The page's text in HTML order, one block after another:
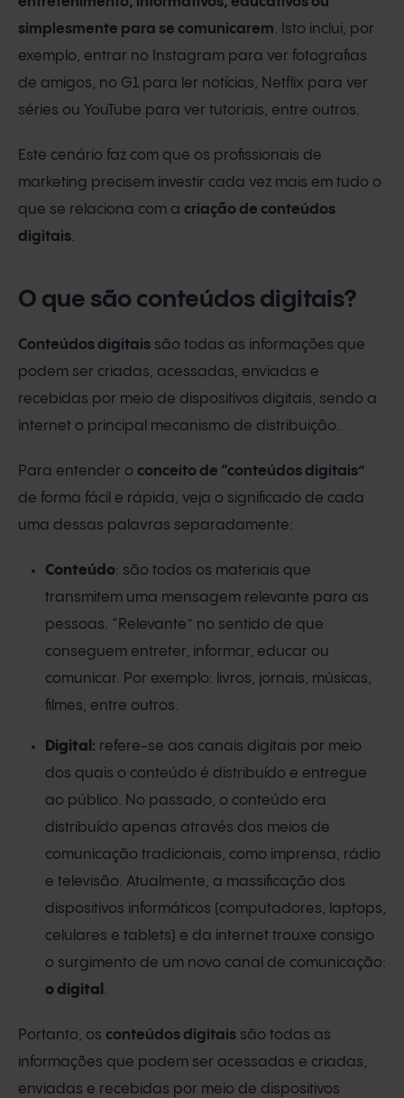
simplesmente para se comunicarem. Isto inclui, por
exemplo, entrar no Instagram para ver fotografias
de amigos, no G1 para ler notícias, Netflix para ver
séries ou YouTube para ver tutoriais, entre outros.
Este cenário faz com que os profissionais de
marketing precisem investir cada vez mais em tudo o
que se relaciona com a criação de conteúdos
digitais.
O que são conteúdos digitais?
Conteúdos digitais são todas as informações que
podem ser criadas, acessadas, enviadas e
recebidas por meio de dispositivos digitais, sendo a
internet o principal mecanismo de distribuição.
Para entender o conceito de “conteúdos digitais”
de forma fácil e rápida, veja o significado de cada
uma dessas palavras separadamente:
Conteúdo: são todos os materiais que
transmitem uma mensagem relevante para as
pessoas. “Relevante” no sentido de que
conseguem entreter, informar, educar ou
comunicar. Por exemplo: livros, jornais, músicas,
filmes, entre outros.
Digital: refere-se aos canais digitais por meio
dos quais o conteúdo é distribuído e entregue
ao público. No passado, o conteúdo era
distribuído apenas através dos meios de
comunicação tradicionais, como imprensa, rádio
e televisão. Atualmente, a massificação dos
dispositivos informáticos (computadores, laptops,
celulares e tablets) e da internet trouxe consigo
o surgimento de um novo canal de comunicação:
o digital .
Portanto, os conteúdos digitais são todas as
informações que podem ser acessadas e criadas,
enviadas e recebidas por meio de dispositivos